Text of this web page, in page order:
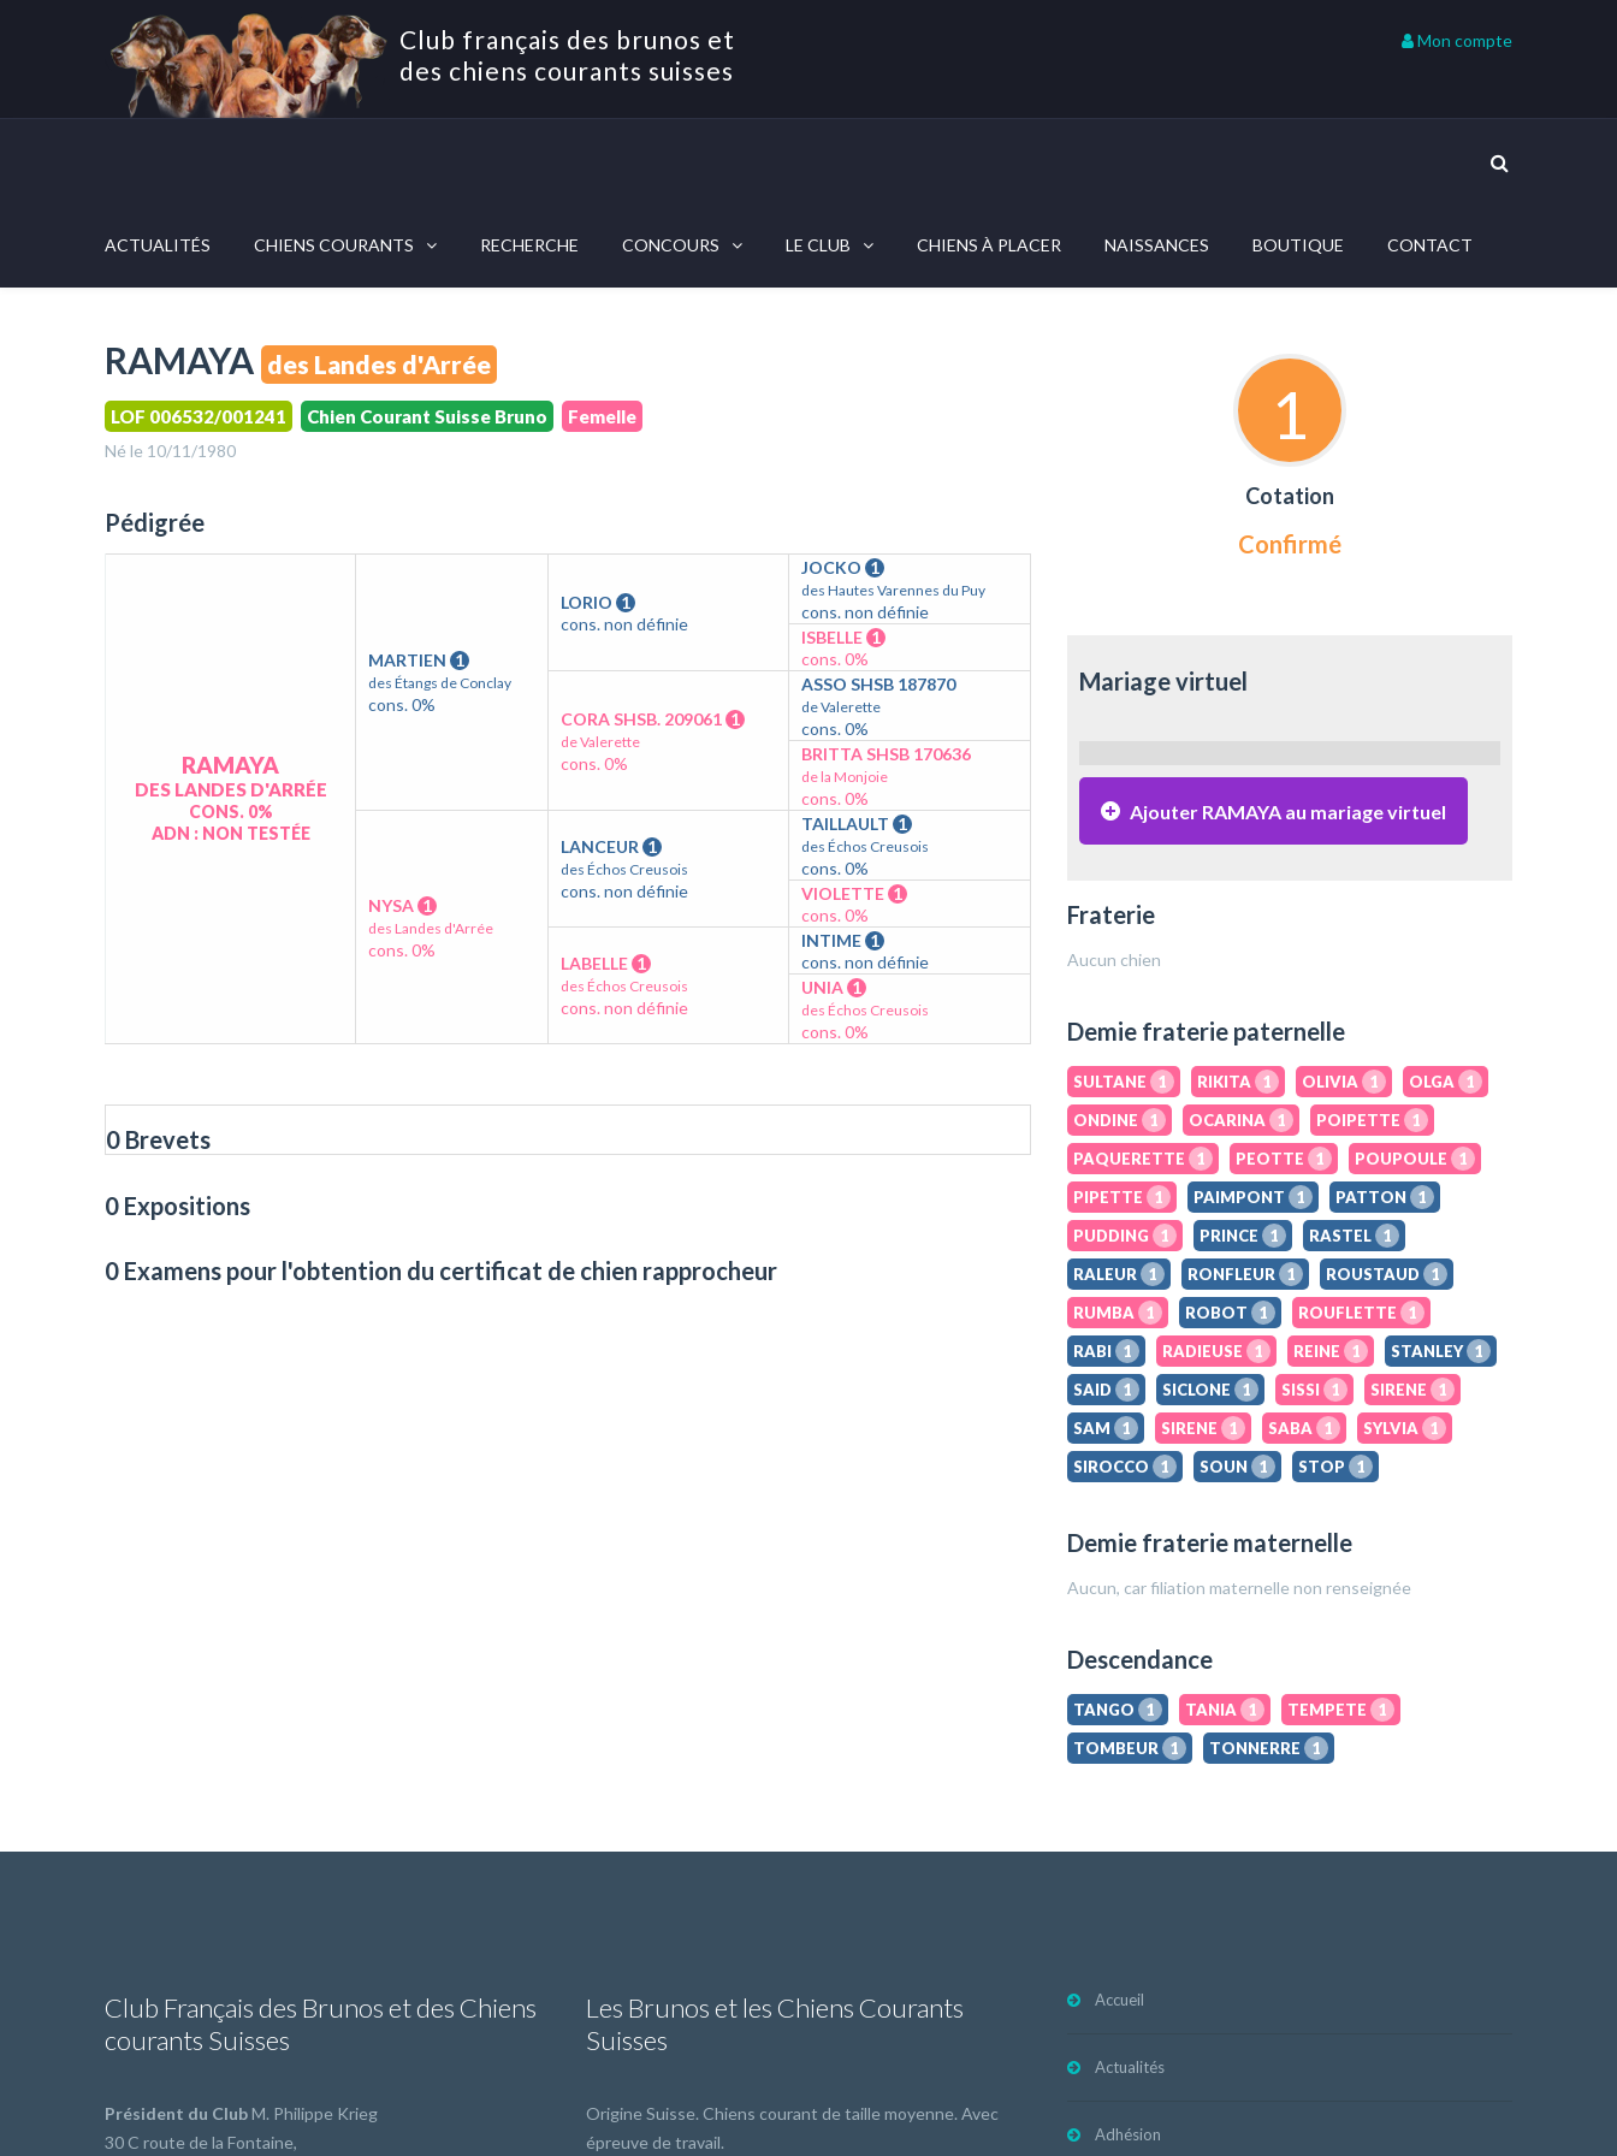
Club français des brunos et
des chiens courants suisses
Mon compte
ACTUALITÉS CHIENS COURANTS RECHERCHE CONCOURS LE CLUB CHIENS À PLACER NAISSANCES BOUTIQUE CONTACT
RAMAYA des Landes d'Arrée
LOF 006532/001241 Chien Courant Suisse Bruno Femelle
Né le 10/11/1980
Pédigrée
RAMAYA
DES LANDES D'ARRÉE
CONS. 0%
ADN : NON TESTÉE
MARTIEN 1
des Étangs de Conclay
cons. 0%
LORIO 1
cons. non définie
JOCKO 1
des Hautes Varennes du Puy
cons. non définie
ISBELLE 1
cons. 0%
CORA SHSB. 209061 1
de Valerette
cons. 0%
ASSO SHSB 187870
de Valerette
cons. 0%
BRITTA SHSB 170636
de la Monjoie
cons. 0%
NYSA 1
des Landes d'Arrée
cons. 0%
LANCEUR 1
des Échos Creusois
cons. non définie
TAILLAULT 1
des Échos Creusois
cons. 0%
VIOLETTE 1
cons. 0%
LABELLE 1
des Échos Creusois
cons. non définie
INTIME 1
cons. non définie
UNIA 1
des Échos Creusois
cons. 0%
0 Brevets
0 Expositions
0 Examens pour l'obtention du certificat de chien rapprocheur
1
Cotation
Confirmé
Mariage virtuel
Ajouter RAMAYA au mariage virtuel
Fraterie
Aucun chien
Demie fraterie paternelle
SULTANE 1 RIKITA 1 OLIVIA 1 OLGA
1
ONDINE
1 OCARINA 1 POIPETTE
1
PAQUERETTE
1 PEOTTE 1 POUPOULE
1
PIPETTE
1 PAIMPONT 1 PATTON
1
PUDDING
1 PRINCE 1 RASTEL
1
RALEUR
1 RONFLEUR 1 ROUSTAUD
1
RUMBA
1 ROBOT 1 ROUFLETTE
1
RABI
1 RADIEUSE 1 REINE 1 STANLEY 1
SAID
1 SICLONE 1 SISSI 1 SIRENE
1
SAM
1 SIRENE 1 SABA 1 SYLVIA
1
SIROCCO
1 SOUN 1 STOP 1
Demie fraterie maternelle
Aucun, car filiation maternelle non renseignée
Descendance
TANGO 1 TANIA 1 TEMPETE
1
TOMBEUR
1 TONNERRE 1
Club Français des Brunos et des Chiens
courants Suisses
Président du ClubM. Philippe Krieg
30 C route de la Fontaine,
Les Brunos et les Chiens Courants
Suisses
Origine Suisse. Chiens courant de taille moyenne. Avec
épreuve de travail.
Accueil
Actualités
Adhésion